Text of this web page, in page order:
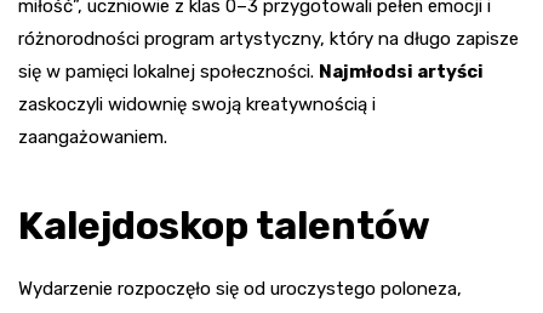
miłość”, uczniowie z klas 0–3 przygotowali pełen emocji i
różnorodności program artystyczny, który na długo zapisze
się w pamięci lokalnej społeczności. Najmłodsi artyści
zaskoczyli widownię swoją kreatywnością i
zaangażowaniem.
Kalejdoskop talentów
Wydarzenie rozpoczęło się od uroczystego poloneza,